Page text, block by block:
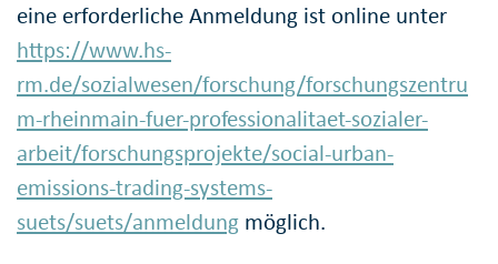
eine erforderliche Anmeldung ist online unter
https://www.hs-
rm.de/sozialwesen/forschung/forschungszentru
m-rheinmain-fuer-professionalitaet-sozialer-
arbeit/forschungsprojekte/social-urban-
emissions-trading-systems-
suets/suets/anmeldung möglich.